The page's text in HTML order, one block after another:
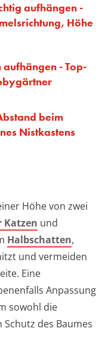
aufhängen -
Höhe
aufhängen - Top-
beim
Nistkastens
Höhe von zwei
Katzen und
Halbschatten,
und vermeiden
Eine
Anpassung
sowohl die
des Baumes